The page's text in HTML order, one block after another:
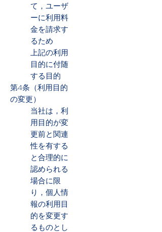
て，ユーザ
ーに利用料
金を請求す
るため
上記の利用
目的に付随
する目的
第4条（利用目的
の変更）
当社は，利
用目的が変
更前と関連
性を有する
と合理的に
認められる
場合に限
り，個人情
報の利用目
的を変更す
るものとし